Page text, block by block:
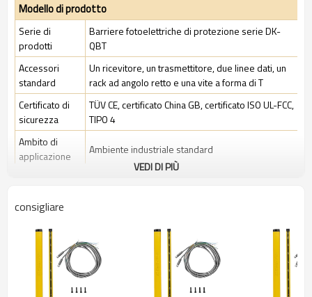
Modello di prodotto
Serie di
prodotti
Barriere fotoelettriche di protezione serie DK-
QBT
Accessori
standard
Un ricevitore, un trasmettitore, due linee dati, un
rack ad angolo retto e una vite a forma di T
Certificato di
sicurezza
TÜV CE, certificato China GB, certificato ISO UL-FCC,
TIPO 4
Ambito di
applicazione
Ambiente industriale standard
Spazio tra i
Rileva la
precisione
28 mm
Quantità di
VEDI DI PIÙ
consigliare